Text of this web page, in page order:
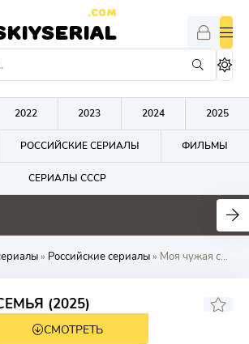
.COM
2022 2023 2024 2025
РОССИЙСКИЕ СЕРИАЛЫ ФИЛЬМЫ
СЕРИАЛЫ СССР
сериалы» Российские сериалы» Моя чужая семья
(2025)
СМОТРЕТЬ